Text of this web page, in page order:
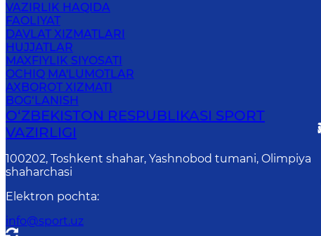
VAZIRLIK HAQIDA
FAOLIYAT
DAVLAT XIZMATLARI
HUJJATLAR
MAXFIYLIK SIYOSATI
OCHIQ MA'LUMOTLAR
AXBOROT XIZMATI
BOG‘LANISH
O‘ZBEKISTON RESPUBLIKASI SPORT
VAZIRLIGI
100202, Toshkent shahar, Yashnobod tumani, Olimpiya
shaharchasi
Elektron pochta:
info@sport.uz